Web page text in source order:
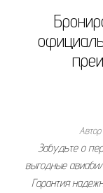
Автор
Забудьте о
выгодные
Гарантия